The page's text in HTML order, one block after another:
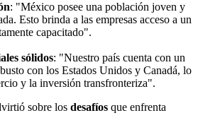
: "México posee una población joven y
Esto brinda a las empresas acceso a un
capacitado".
sólidos: "Nuestro país cuenta con un
con los Estados Unidos y Canadá, lo
y la inversión transfronteriza".
sobre los desafíos que enfrenta